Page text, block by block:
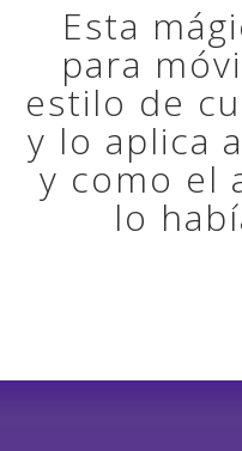
Esta
para
estilo de
y lo aplica
y como el
lo